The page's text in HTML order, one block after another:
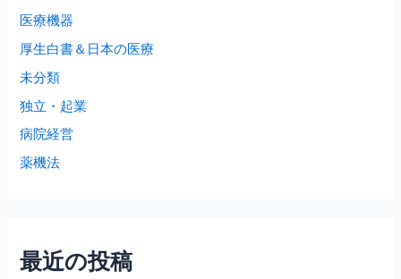
医療機器
厚生白書＆日本の医療
未分類
独立・起業
病院経営
薬機法
最近の投稿